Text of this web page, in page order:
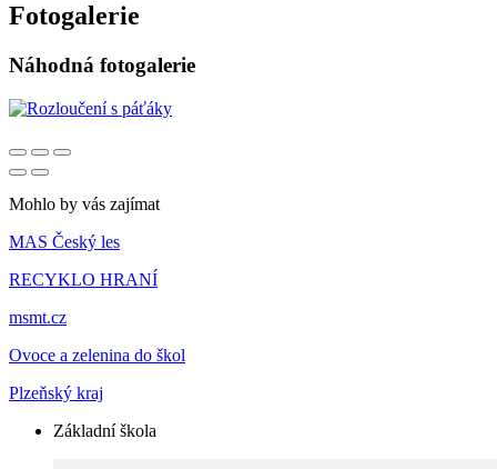
Fotogalerie
Náhodná fotogalerie
Mohlo by vás zajímat
MAS Český les
RECYKLO HRANÍ
msmt.cz
Ovoce a zelenina do škol
Plzeňský kraj
Základní škola